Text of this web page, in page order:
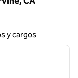
y cargos